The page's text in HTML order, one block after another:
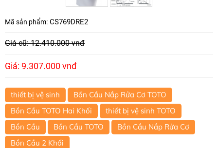
Mã sản phẩm: CS769DRE2
Giá cũ: 12.410.000 vnđ
Giá: 9.307.000 vnđ
thiết bị vệ sinh
Bồn Cầu Nắp Rửa Cơ TOTO
Bồn Cầu TOTO Hai Khối
thiết bị vệ sinh TOTO
Bồn Cầu
Bồn Cầu TOTO
Bồn Cầu Nắp Rửa Cơ
Bồn Cầu 2 Khối